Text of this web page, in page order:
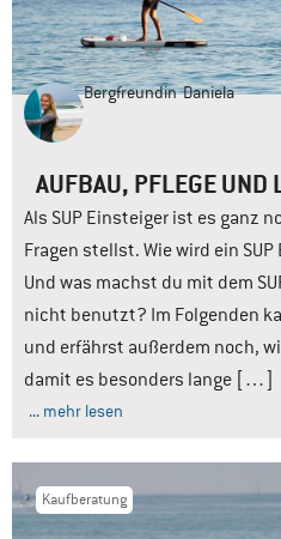
Bergfreundin Daniela
AUFBAU, PFLEGE UND
Als SUP Einsteiger ist es ganz
Fragen stellst. Wie wird ein
Und was machst du mit dem
nicht benutzt? Im Folgenden
und erfährst außerdem noch,
damit es besonders lange […]
... mehr lesen
Kaufberatung